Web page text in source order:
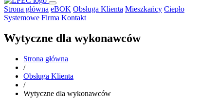
Strona główna eBOK Obsługa Klienta Mieszkańcy Ciepło
Systemowe Firma Kontakt
Wytyczne dla wykonawców
Strona główna
/
Obsługa Klienta
/
Wytyczne dla wykonawców